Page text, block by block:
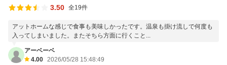
3.50 全19件
アットホームな感じで食事も美味しかったです。温泉も掛け流しで何度も
入ってしまいました。またそちら方面に行くこと...
アーベーベ
4.00 2026/05/28 15:48:49